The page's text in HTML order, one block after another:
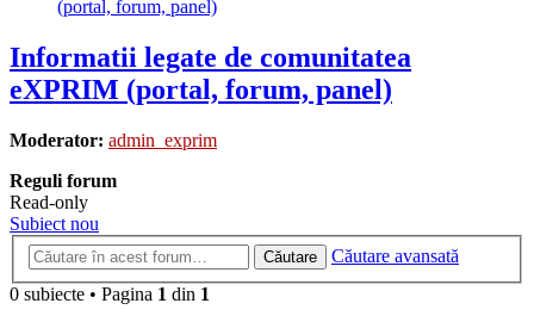
(portal, forum, panel)
Informatii legate de comunitatea
eXPRIM (portal, forum, panel)
Moderator: admin_exprim
Reguli forum
Read-only
Subiect nou
Căutare
Căutare avansată
0 subiecte • Pagina 1 din 1